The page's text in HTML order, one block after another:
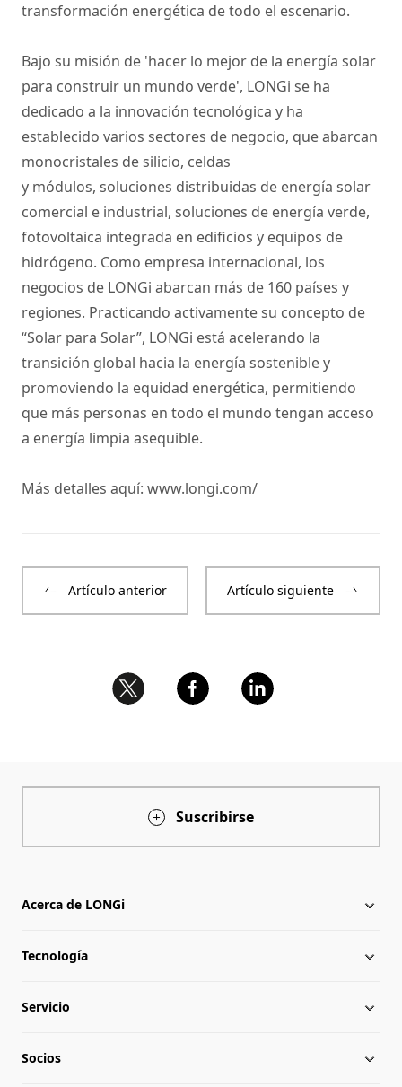
transformación energética de todo el escenario.
Bajo su misión de 'hacer lo mejor de la energía solar
para construir un mundo verde', LONGi se ha
dedicado a la innovación tecnológica y ha
establecido varios sectores de negocio, que abarcan
monocristales de silicio, celdas
y módulos, soluciones distribuidas de energía solar
comercial e industrial, soluciones de energía verde,
fotovoltaica integrada en edificios y equipos de
hidrógeno. Como empresa internacional, los
negocios de LONGi abarcan más de 160 países y
regiones. Practicando activamente su concepto de
“Solar para Solar”, LONGi está acelerando la
transición global hacia la energía sostenible y
promoviendo la equidad energética, permitiendo
que más personas en todo el mundo tengan acceso
a energía limpia asequible.
Más detalles aquí: www.longi.com/
Artículo anterior Artículo siguiente
Suscribirse
Acerca de LONGi
Acerca de LONGi
Hitos
Globalización
Tecnología
Novedades
Servicio
Descargar
Socios